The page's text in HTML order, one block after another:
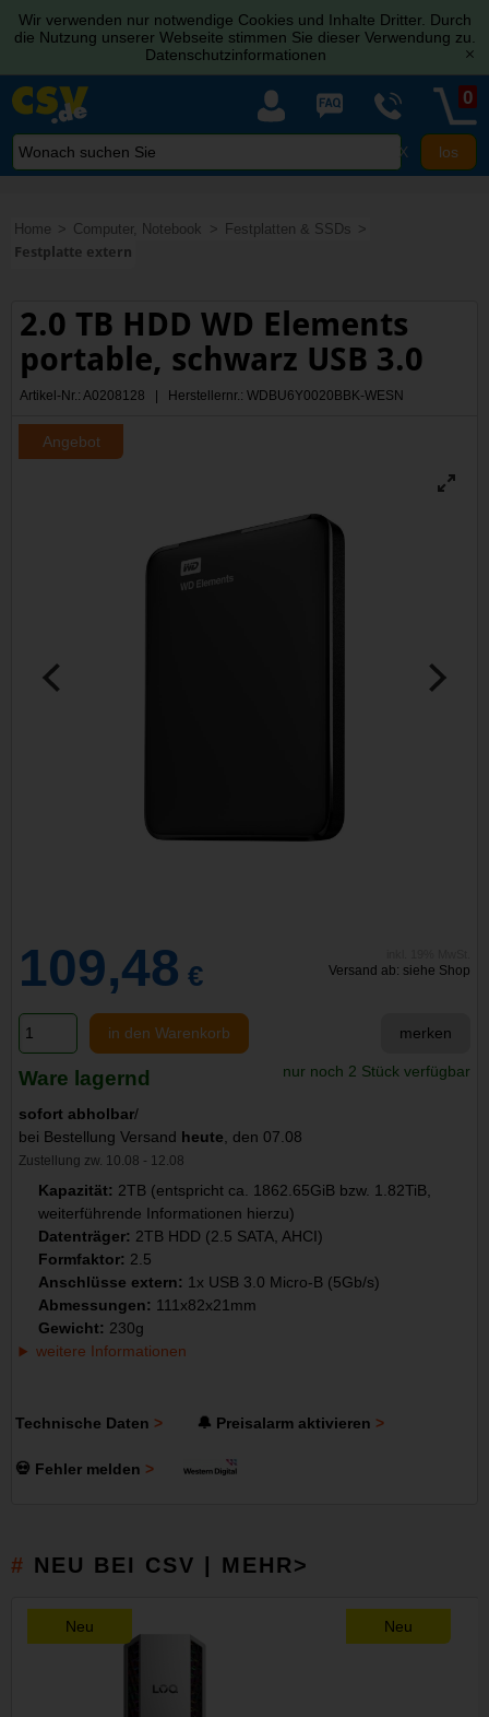
Wir verwenden nur notwendige Cookies und Inhalte Dritter. Durch
die Nutzung unserer Webseite stimmen Sie dieser Verwendung zu.
Datenschutzinformationen
[x]
X
0
Home Computer, Notebook
Festplatten & SSDs
Festplatte extern
2.0 TB HDD WD Elements
portable, schwarz USB 3.0
Artikel-Nr.: A0208128 | Herstellernr.: WDBU6Y0020BBK-WESN
Angebot
109,48 € Versand ab: siehe Shop
in den Warenkorb merken
Ware lagernd nur noch 2 Stück verfügbar
sofort abholbar/
bei Bestellung Versand heute, den 07.08
Zustellung zw. 10.08 - 12.08
Kapazität: 2TB (entspricht ca. 1862.65GiB bzw. 1.82TiB,
weiterführende Informationen hierzu)
Datenträger: 2TB HDD (2.5 SATA, AHCI)
Formfaktor: 2.5
Anschlüsse extern: 1x USB 3.0 Micro-B (5Gb/s)
Abmessungen: 111x82x21mm
Gewicht: 230g
weitere Informationen
Technische Daten 🔔 Preisalarm aktivieren
💀 Fehler melden
NEU BEI CSV | MEHR>
Neu Neu